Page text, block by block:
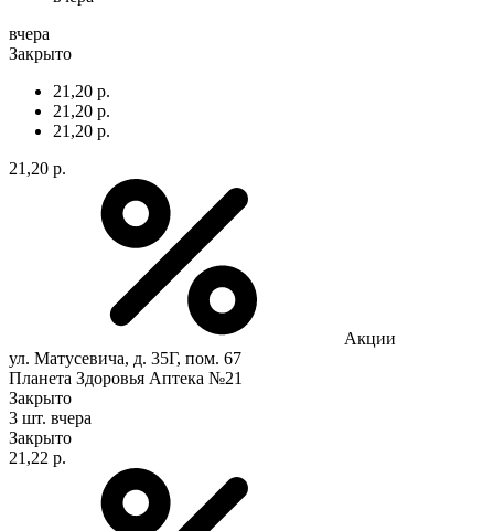
вчера
Закрыто
21,20 р.
21,20 р.
21,20 р.
21,20 р.
Акции
ул. Матусевича, д. 35Г, пом. 67
Планета Здоровья Аптека №21
Закрыто
3 шт. вчера
Закрыто
21,22 р.